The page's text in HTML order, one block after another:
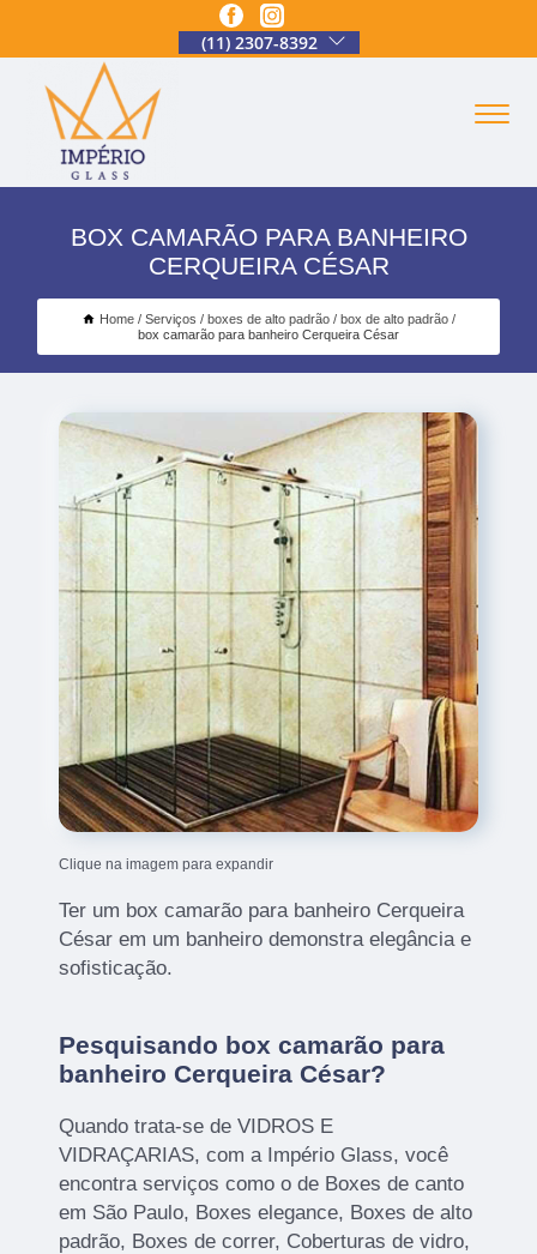
(11) 2307-8392
BOX CAMARÃO PARA BANHEIRO
CERQUEIRA CÉSAR
Home Serviços boxes de alto padrão
box de alto padrão
box camarão para banheiro Cerqueira César
Clique na imagem para expandir
Ter um box camarão para banheiro Cerqueira
César em um banheiro demonstra elegância e
sofisticação.
Pesquisando box camarão para
banheiro Cerqueira César?
Quando trata-se de VIDROS E
VIDRAÇARIAS, com a Império Glass, você
encontra serviços como o de Boxes de canto
em São Paulo, Boxes elegance, Boxes de alto
padrão, Boxes de correr, Coberturas de vidro,